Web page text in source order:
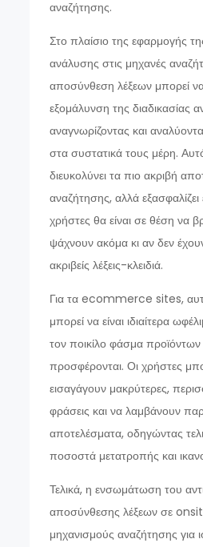
αναζήτησης.
Στο πλαίσιο της εφαρμογής
ανάλυσης στις μηχανές
αποσύνθεση λέξεων μπορεί
εξομάλυνση της διαδικασίας
αναγνωρίζοντας και
στα συστατικά τους μέρη.
διευκολύνει τα πιο ακριβή
αναζήτησης, αλλά εξασφαλίζει
χρήστες θα είναι σε θέση να
ψάχνουν ακόμα κι αν δεν
ακριβείς λέξεις-κλειδιά.
Για τα ecommerce sites,
μπορεί να είναι ιδιαίτερα
τον ποικίλο φάσμα
προσφέρονται. Οι χρήστες
εισαγάγουν μακρύτερες,
φράσεις και να λαμβάνουν
αποτελέσματα, οδηγώντας
ποσοστά μετατροπής και
Τελικά, η ενσωμάτωση του
αποσύνθεσης λέξεων σε
μηχανισμούς αναζήτησης για